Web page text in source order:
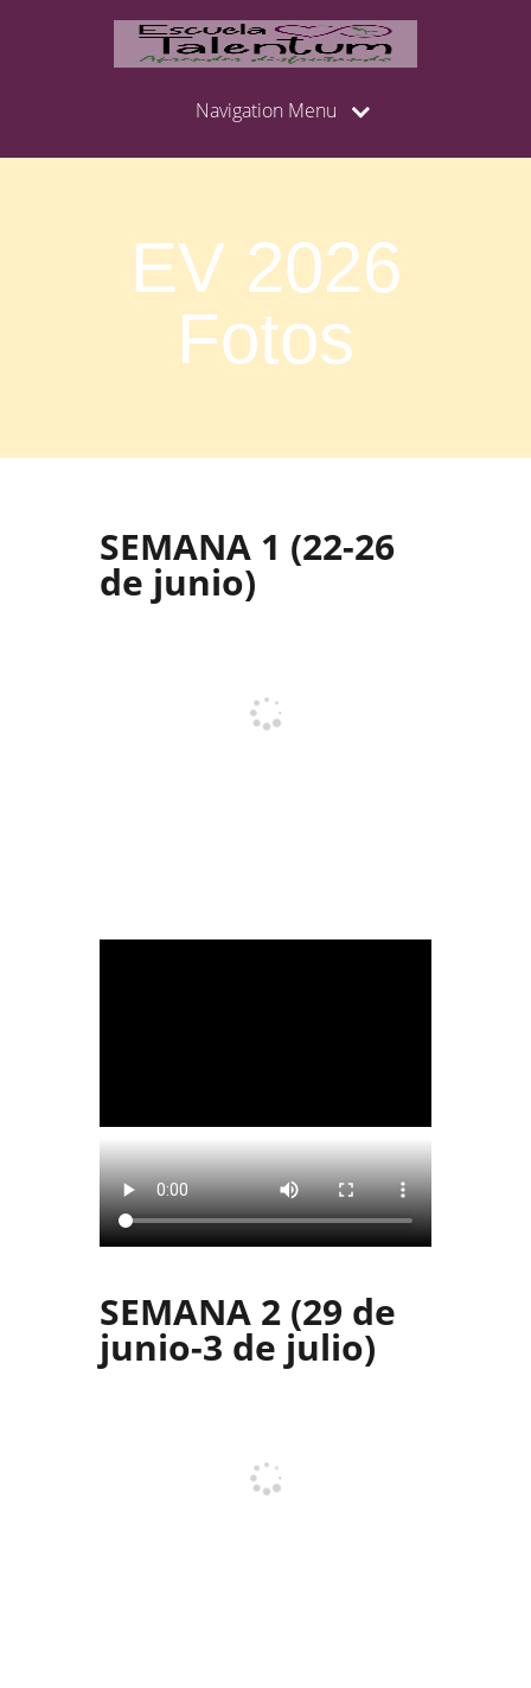
Navigation Menu
EV 2026
Fotos
SEMANA 1 (22-26
de junio)
SEMANA 2 (29 de
junio-3 de julio)